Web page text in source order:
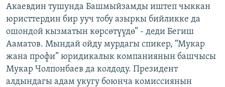
Акаевдин тушунда Башмыйзамды иштеп чыккан
юристтердин бир ууч тобу азыркы бийликке да
ошондой кызматын көрсөтүүдө” - деди Бегиш
Ааматов. Мындай ойду мурдагы спикер, “Мукар
жана профи” юридикалык компаниянын башчысы
Мукар Чолпонбаев да колдоду. Президент
алдындагы адам укугу боюнча комиссиянын